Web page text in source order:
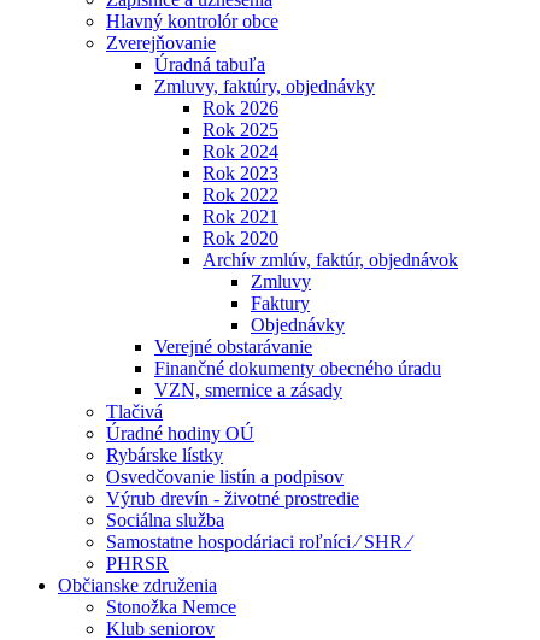
Hlavný kontrolór obce
Zverejňovanie
Úradná tabuľa
Zmluvy, faktúry, objednávky
Rok 2026
Rok 2025
Rok 2024
Rok 2023
Rok 2022
Rok 2021
Rok 2020
Archív zmlúv, faktúr, objednávok
Zmluvy
Faktury
Objednávky
Verejné obstarávanie
Finančné dokumenty obecného úradu
VZN, smernice a zásady
Tlačivá
Úradné hodiny OÚ
Rybárske lístky
Osvedčovanie listín a podpisov
Výrub drevín - životné prostredie
Sociálna služba
Samostatne hospodáriaci roľníci ⁄ SHR ⁄
PHRSR
Občianske združenia
Stonožka Nemce
Klub seniorov